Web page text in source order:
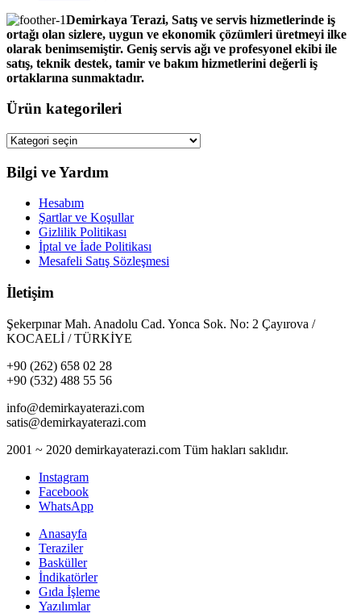
Demirkaya Terazi, Satış ve servis hizmetlerinde iş
ortağı olan sizlere, uygun ve ekonomik çözümleri üretmeyi ilke
olarak benimsemiştir. Geniş servis ağı ve profesyonel ekibi ile
satış, teknik destek, tamir ve bakım hizmetlerini değerli iş
ortaklarına sunmaktadır.
Ürün kategorileri
Bilgi ve Yardım
Hesabım
Şartlar ve Koşullar
Gizlilik Politikası
İptal ve İade Politikası
Mesafeli Satış Sözleşmesi
İletişim
Şekerpınar Mah. Anadolu Cad. Yonca Sok. No: 2 Çayırova /
KOCAELİ / TÜRKİYE
+90 (262) 658 02 28
+90 (532) 488 55 56
info@demirkayaterazi.com
satis@demirkayaterazi.com
2001 ~ 2020 demirkayaterazi.com Tüm hakları saklıdır.
Instagram
Facebook
WhatsApp
Anasayfa
Teraziler
Basküller
İndikatörler
Gıda İşleme
Yazılımlar